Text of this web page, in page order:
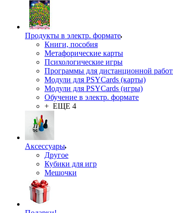
Продукты в электр. формате
Книги, пособия
Метафорические карты
Психологические игры
Программы для дистанционной
Модули для PSYCards (карты)
Модули для PSYCards (игры)
Обучение в электр. формате
+ ЕЩЕ 4
Аксессуары
Другое
Кубики для игр
Мешочки